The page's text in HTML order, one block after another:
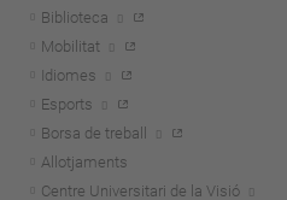
Biblioteca
Mobilitat
Idiomes
Esports
Borsa de treball
Allotjaments
Centre Universitari de la Visió